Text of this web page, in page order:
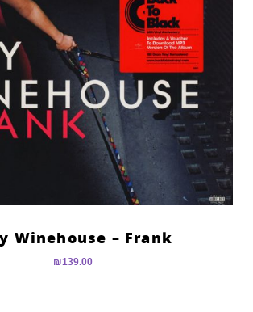
Winehouse – Frank
₪139.00